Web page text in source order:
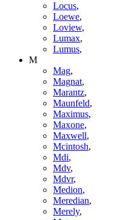
Locus,
Loewe,
Loview,
Lumax,
Lumus,
M
Mag,
Magnat,
Marantz,
Maunfeld,
Maximus,
Maxone,
Maxwell,
Mcintosh,
Mdi,
Mdv,
Mdvr,
Medion,
Meredian,
Merely,